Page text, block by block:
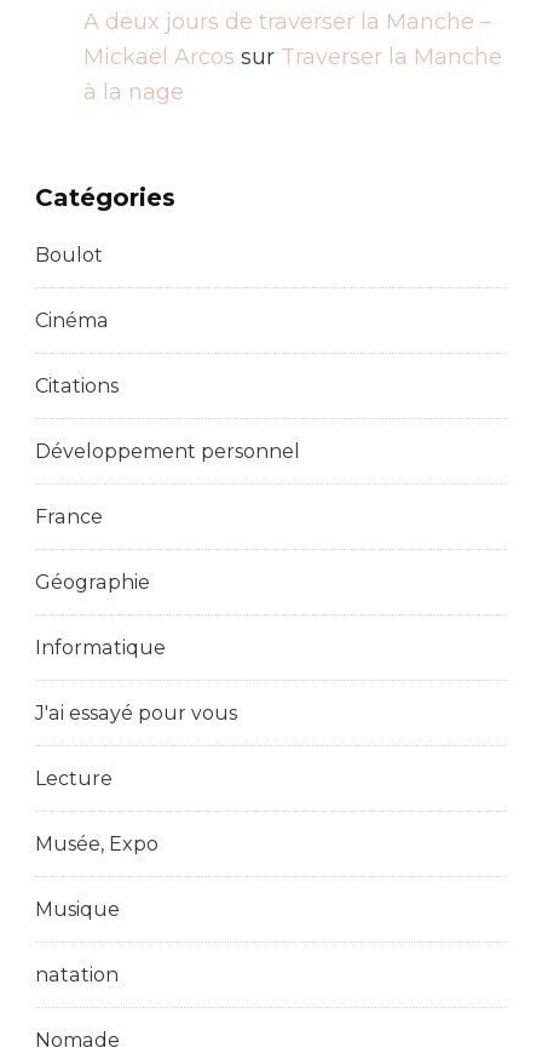
A deux jours de traverser la Manche –
Mickaël Arcos sur Traverser la Manche
à la nage
Catégories
Boulot
Cinéma
Citations
Développement personnel
France
Géographie
Informatique
J'ai essayé pour vous
Lecture
Musée, Expo
Musique
natation
Nomade